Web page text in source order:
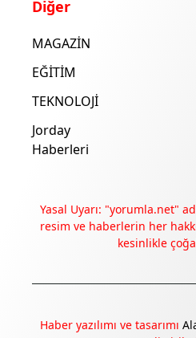
Deneyimini iyileştirmek ve
yalnızca onayınla.
Diğer
MAGAZİN
EĞİTİM
TEKNOLOJİ
Jorday
Haberleri
Yasal Uyarı: "yorumla.net"
resim ve haberlerin her
kesinlikle
Haber yazılımı ve tasarımı